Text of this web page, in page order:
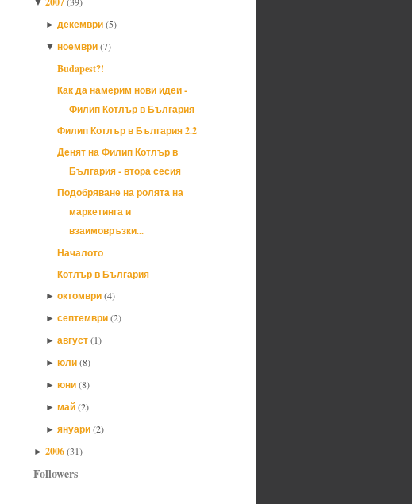
▼
► декември(5)
▼ ноември(7)
Budapest?!
Как да намерим нови идеи -
Филип Котлър в България
Филип Котлър в България 2.2
Денят на Филип Котлър в
България - втора сесия
Подобряване на ролята на
маркетинга и
взаимовръзки...
Началото
Котлър в България
► октомври(4)
► септември(2)
► август(1)
► юли(8)
► юни(8)
► май(2)
► януари(2)
► 2006(31)
Followers